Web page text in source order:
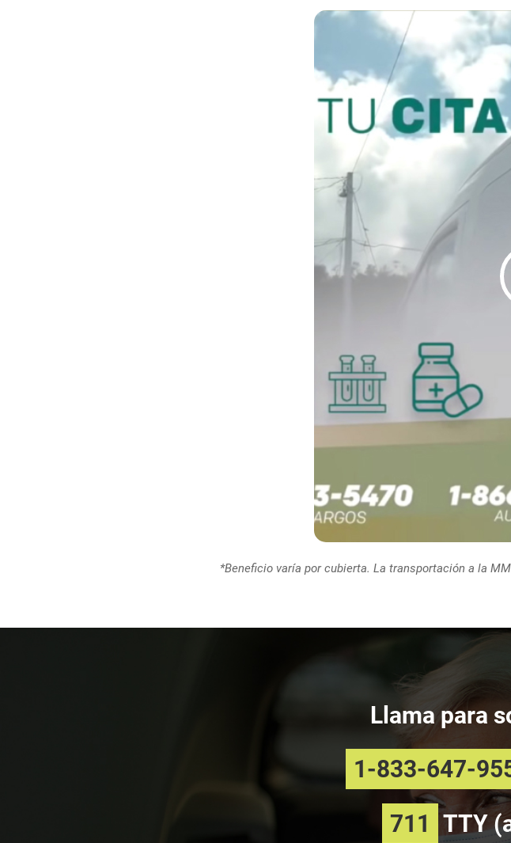
*Beneficio varía por cubierta. La transportación a la
Llama para
1-833-647-
711 TTY